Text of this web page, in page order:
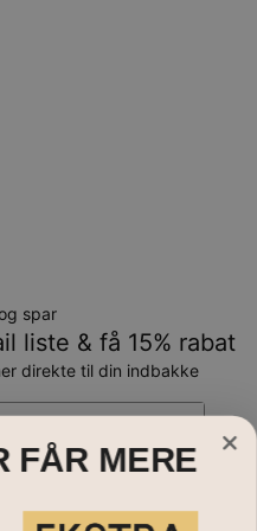
spar
liste & få 15% rabat
direkte til din indbakke
FÅR MERE